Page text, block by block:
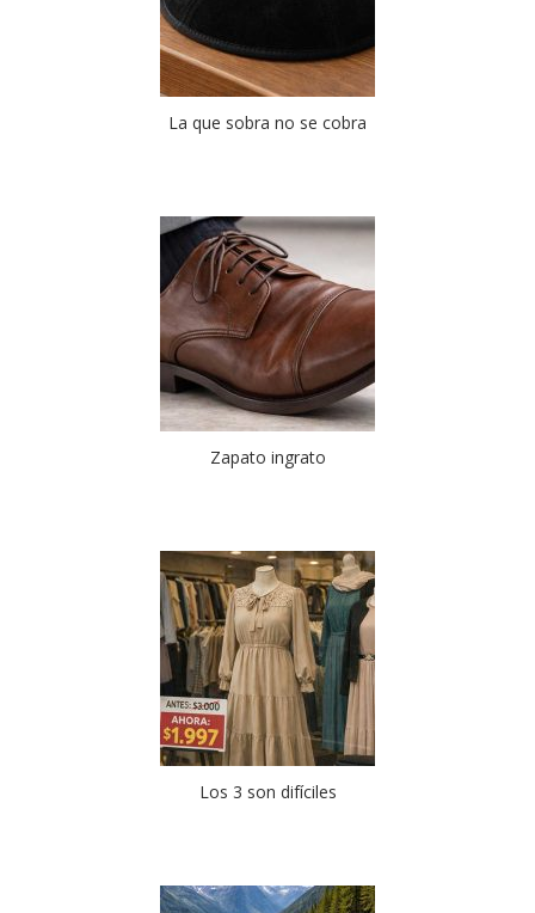
La que sobra no se cobra
Zapato ingrato
Los 3 son difíciles